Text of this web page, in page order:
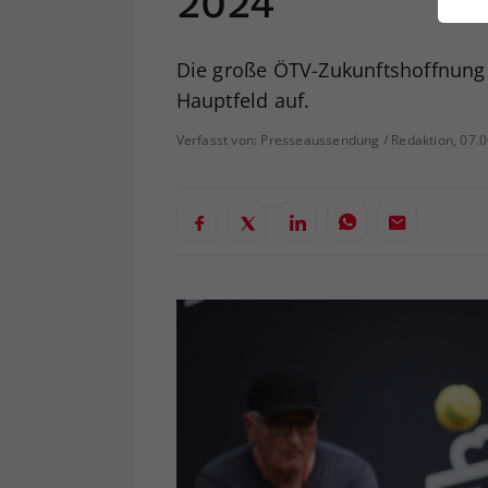
Die große ÖTV-
Hauptfeld auf.
Verfasst von: Presseaussendung / Redaktion,